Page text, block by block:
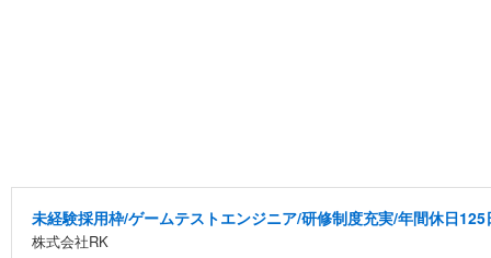
未経験採用枠/ゲームテストエンジニア/研修制度充実/年間休日125
株式会社RK